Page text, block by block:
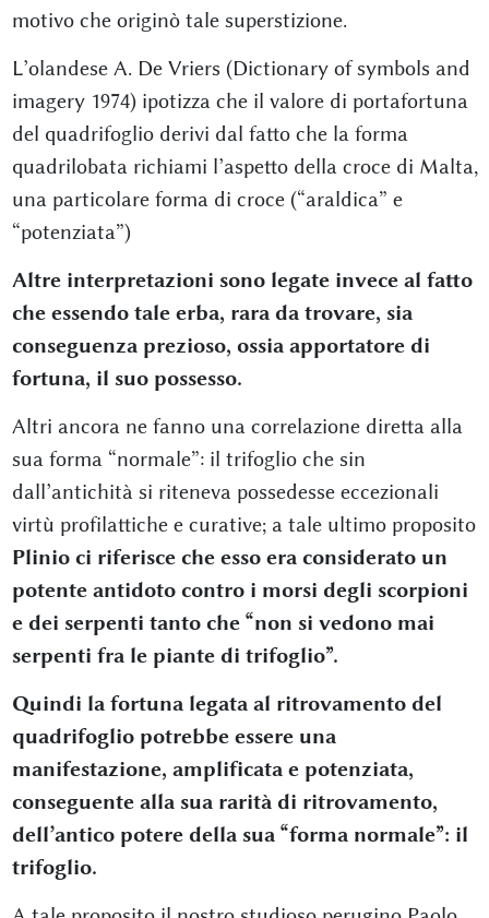
motivo che originò tale superstizione.
L’olandese A. De Vriers (Dictionary of symbols and
imagery 1974) ipotizza che il valore di portafortuna
del quadrifoglio derivi dal fatto che la forma
quadrilobata richiami l’aspetto della croce di Malta,
una particolare forma di croce (“araldica” e
“potenziata”)
Altre interpretazioni sono legate invece al fatto
che essendo tale erba, rara da trovare, sia
conseguenza prezioso, ossia apportatore di
fortuna, il suo possesso.
Altri ancora ne fanno una correlazione diretta alla
sua forma “normale”: il trifoglio che sin
dall’antichità si riteneva possedesse eccezionali
virtù profilattiche e curative; a tale ultimo proposito
Plinio ci riferisce che esso era considerato un
potente antidoto contro i morsi degli scorpioni
e dei serpenti tanto che “non si vedono mai
serpenti fra le piante di trifoglio”.
Quindi la fortuna legata al ritrovamento del
quadrifoglio potrebbe essere una
manifestazione, amplificata e potenziata,
conseguente alla sua rarità di ritrovamento,
dell’antico potere della sua “forma normale”: il
trifoglio.